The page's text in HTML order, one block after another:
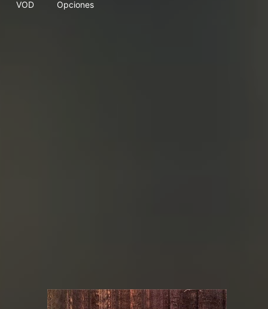
VOD Opciones